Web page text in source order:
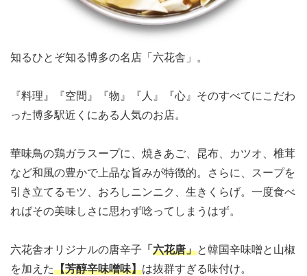
知るひとぞ知る博多の名店 「六花舎」 。
『料理』『空間』『物』『人』『心』そのすべてにこだわ
った博多駅近くにある人気のお店。
華味鳥の鶏ガラスープに、焼きあご、昆布、カツオ、椎茸
など和風の豊かで上品な旨みが特徴的。さらに、スープを
引き立てるモツ、おろしニンニク、生きくらげ。一度食べ
ればその美味しさに思わず唸ってしまうはず。
六花舎オリジナルの唐辛子 「 六花唐」と韓国辛味噌と山椒
を加えた【芳醇辛味噌味】は抜群すぎる味付け。